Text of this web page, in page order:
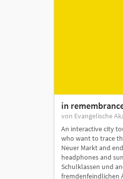
in
von Evangelische
An interactive city
who want to trace
Neuer Markt and
headphones and
Schulklassen und
fremdenfeindlichen